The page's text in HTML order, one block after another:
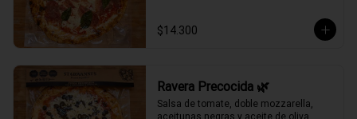
$14.300
Ravera Precocida 🌿
Salsa de tomate, doble mozzarella,
aceitunas negras y aceite de oliva.